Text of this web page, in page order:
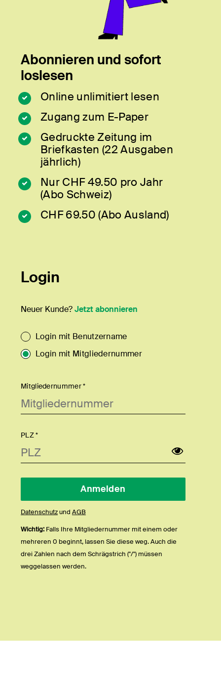
Abonnieren und sofort
loslesen
Online unlimitiert lesen
Zugang zum E-Paper
Gedruckte Zeitung im
Briefkasten (22 Ausgaben
jährlich)
Nur CHF 49.50 pro Jahr
(Abo Schweiz)
CHF 69.50 (Abo Ausland)
Login
Neuer Kunde?Jetzt abonnieren
Login mit Benutzername
Login mit Mitgliedernummer
Mitgliedernummer *
PLZ *
Datenschutzund AGB
Wichtig: Falls Ihre Mitgliedernummer mit einem oder
mehreren 0 beginnt, lassen Sie diese weg. Auch die
drei Zahlen nach dem Schrägstrich ("/") müssen
weggelassen werden.